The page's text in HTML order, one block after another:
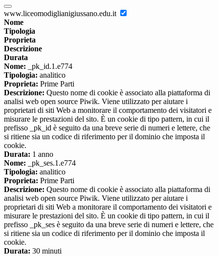
www.liceomodiglianigiussano.edu.it
Nome
Tipologia
Proprieta
Descrizione
Durata
Nome: _pk_id.1.e774
Tipologia: analitico
Proprieta: Prime Parti
Descrizione: Questo nome di cookie è associato alla piattaforma di
analisi web open source Piwik. Viene utilizzato per aiutare i
proprietari di siti Web a monitorare il comportamento dei visitatori e
misurare le prestazioni del sito. È un cookie di tipo pattern, in cui il
prefisso _pk_id è seguito da una breve serie di numeri e lettere, che
si ritiene sia un codice di riferimento per il dominio che imposta il
cookie.
Durata: 1 anno
Nome: _pk_ses.1.e774
Tipologia: analitico
Proprieta: Prime Parti
Descrizione: Questo nome di cookie è associato alla piattaforma di
analisi web open source Piwik. Viene utilizzato per aiutare i
proprietari di siti Web a monitorare il comportamento dei visitatori e
misurare le prestazioni del sito. È un cookie di tipo pattern, in cui il
prefisso _pk_ses è seguito da una breve serie di numeri e lettere, che
si ritiene sia un codice di riferimento per il dominio che imposta il
cookie.
Durata: 30 minuti